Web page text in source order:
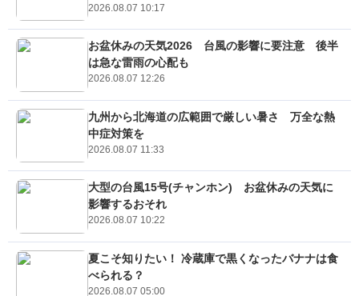
2026.08.07 10:17
お盆休みの天気2026 台風の影響に要注意 後半
は急な雷雨の心配も
2026.08.07 12:26
九州から北海道の広範囲で厳しい暑さ 万全な熱
中症対策を
2026.08.07 11:33
大型の台風15号(チャンホン) お盆休みの天気に
影響するおそれ
2026.08.07 10:22
夏こそ知りたい！ 冷蔵庫で黒くなったバナナは食
べられる？
2026.08.07 05:00